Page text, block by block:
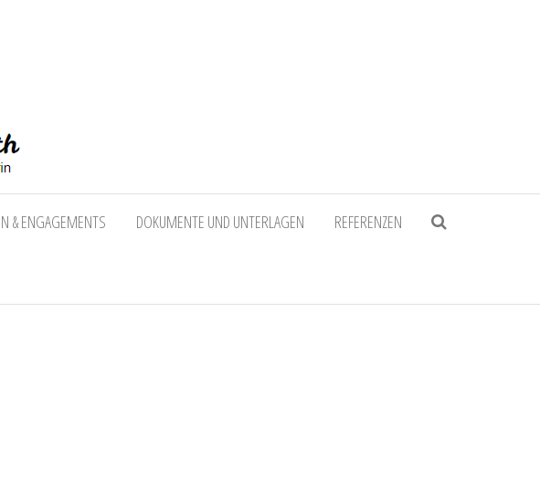
& ENGAGEMENTS DOKUMENTE UND UNTERLAGEN REFERENZEN